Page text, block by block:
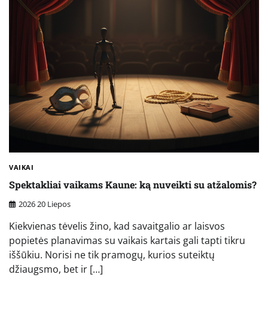
VAIKAI
Spektakliai vaikams Kaune: ką nuveikti su atžalomis?
2026 20 Liepos
Kiekvienas tėvelis žino, kad savaitgalio ar laisvos
popietės planavimas su vaikais kartais gali tapti tikru
iššūkiu. Norisi ne tik pramogų, kurios suteiktų
džiaugsmo, bet ir […]